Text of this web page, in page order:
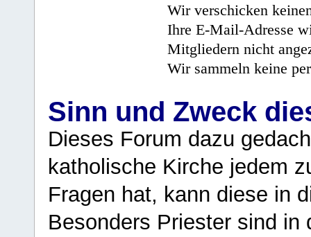
Wir verschicken
Ihre E-Mail-Adresse
Mitgliedern nicht
Wir sammeln keine
Sinn und Zweck
Dieses Forum dazu
katholische Kirche jedem
Fragen hat, kann diese in
Besonders Priester sind in